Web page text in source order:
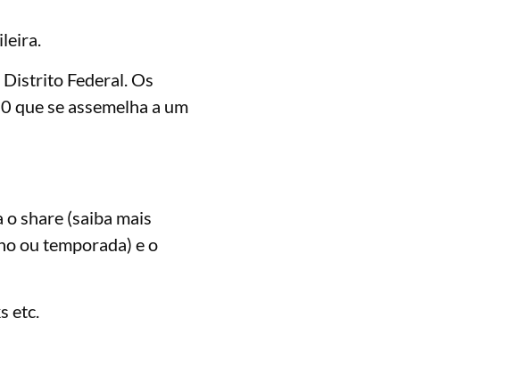
Federal. Os
que se assemelha a um
o share (saiba mais
ou temporada) e o
etc.